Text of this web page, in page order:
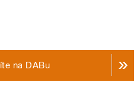
na DABu